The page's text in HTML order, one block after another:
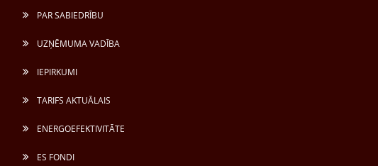
PAR SABIEDRĪBU
UZŅĒMUMA VADĪBA
IEPIRKUMI
TARIFS AKTUĀLAIS
ENERGOEFEKTIVITĀTE
ES FONDI